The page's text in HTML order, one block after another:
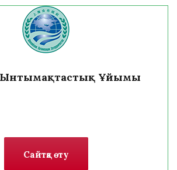
Ұйымы
Сайтқа өту